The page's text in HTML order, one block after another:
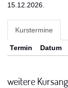
15.12.2026.
Kurstermine
Termin Datum
weitere